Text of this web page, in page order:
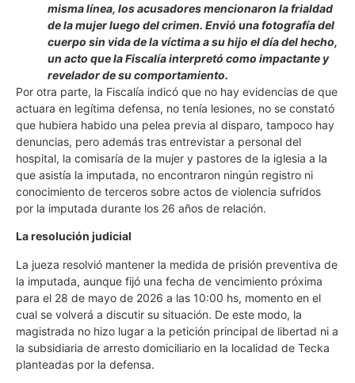
misma línea, los acusadores mencionaron la frialdad
de la mujer luego del crimen. Envió una fotografía del
cuerpo sin vida de la víctima a su hijo el día del hecho,
un acto que la Fiscalía interpretó como impactante y
revelador de su comportamiento.
Por otra parte, la Fiscalía indicó que no hay evidencias de que
actuara en legítima defensa, no tenía lesiones, no se constató
que hubiera habido una pelea previa al disparo, tampoco hay
denuncias, pero además tras entrevistar a personal del
hospital, la comisaría de la mujer y pastores de la iglesia a la
que asistía la imputada, no encontraron ningún registro ni
conocimiento de terceros sobre actos de violencia sufridos
por la imputada durante los 26 años de relación.
La resolución judicial
La jueza resolvió mantener la medida de prisión preventiva de
la imputada, aunque fijó una fecha de vencimiento próxima
para el 28 de mayo de 2026 a las 10:00 hs, momento en el
cual se volverá a discutir su situación. De este modo, la
magistrada no hizo lugar a la petición principal de libertad ni a
la subsidiaria de arresto domiciliario en la localidad de Tecka
planteadas por la defensa.